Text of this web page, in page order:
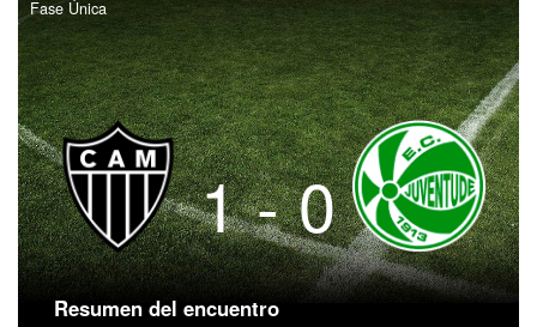
Fase Única
1 - 0
Resumen del encuentro